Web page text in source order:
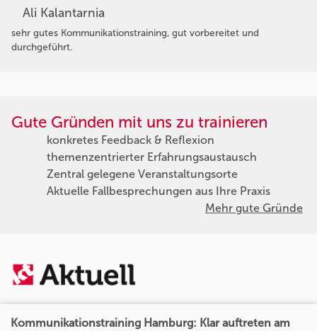
Ali Kalantarnia
sehr gutes Kommunikationstraining, gut vorbereitet und
durchgeführt.
Gute Gründen mit uns zu trainieren
konkretes Feedback & Reflexion
themenzentrierter Erfahrungsaustausch
Zentral gelegene Veranstaltungsorte
Aktuelle Fallbesprechungen aus Ihre Praxis
Mehr gute Gründe
Kommunikationstraining Hamburg: Klar auftreten am